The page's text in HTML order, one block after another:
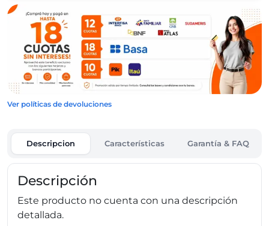
Ver políticas de devoluciones
Descripcion Características Garantía & FAQ
Descripción
Este producto no cuenta con una descripción
detallada.